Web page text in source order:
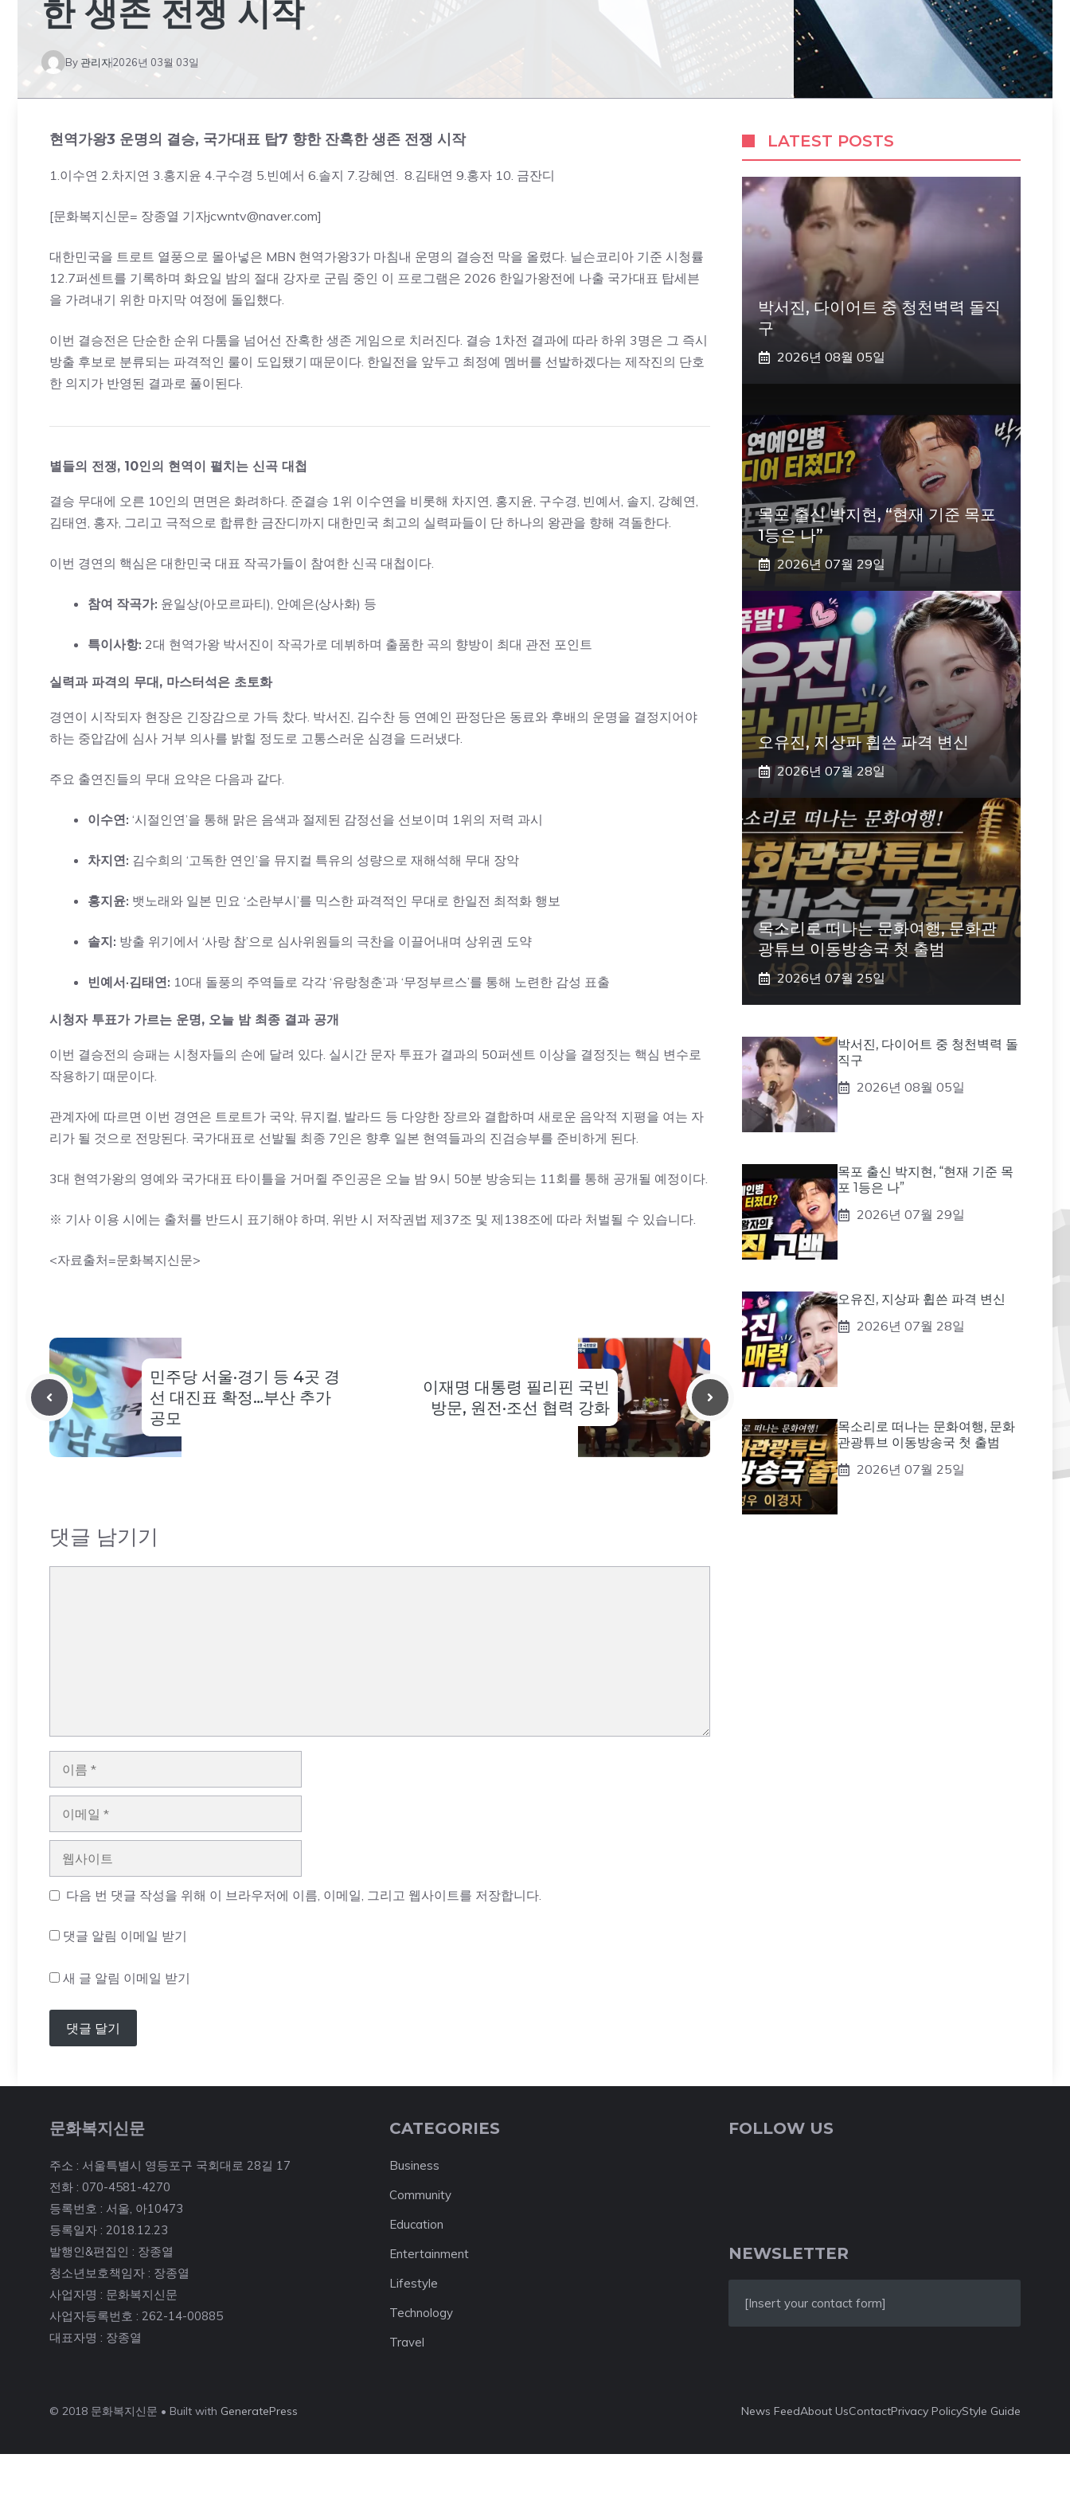
한 생존 전쟁 시작
By 관리자2026년 03월 03일
현역가왕3 운명의 결승, 국가대표 탑7 향한 잔혹한 생존 전쟁 시작
1.이수연 2.차지연 3.홍지윤 4.구수경 5.빈예서 6.솔지 7.강혜연. 8.김태연 9.홍자 10. 금잔디
[문화복지신문= 장종열 기자jcwntv@naver.com]
대한민국을 트로트 열풍으로 몰아넣은 MBN 현역가왕3가 마침내 운명의 결승전 막을 올렸다. 닐슨코리아 기준 시청률
12.7퍼센트를 기록하며 화요일 밤의 절대 강자로 군림 중인 이 프로그램은 2026 한일가왕전에 나출 국가대표 탑세븐
을 가려내기 위한 마지막 여정에 돌입했다.
이번 결승전은 단순한 순위 다툼을 넘어선 잔혹한 생존 게임으로 치러진다. 결승 1차전 결과에 따라 하위 3명은 그 즉시
방출 후보로 분류되는 파격적인 룰이 도입됐기 때문이다. 한일전을 앞두고 최정예 멤버를 선발하겠다는 제작진의 단호
한 의지가 반영된 결과로 풀이된다.
별들의 전쟁, 10인의 현역이 펼치는 신곡 대첩
결승 무대에 오른 10인의 면면은 화려하다. 준결승 1위 이수연을 비롯해 차지연, 홍지윤, 구수경, 빈예서, 솔지, 강혜연,
김태연, 홍자, 그리고 극적으로 합류한 금잔디까지 대한민국 최고의 실력파들이 단 하나의 왕관을 향해 격돌한다.
이번 경연의 핵심은 대한민국 대표 작곡가들이 참여한 신곡 대첩이다.
참여 작곡가: 윤일상(아모르파티), 안예은(상사화) 등
특이사항: 2대 현역가왕 박서진이 작곡가로 데뷔하며 출품한 곡의 향방이 최대 관전 포인트
실력과 파격의 무대, 마스터석은 초토화
경연이 시작되자 현장은 긴장감으로 가득 찼다. 박서진, 김수찬 등 연예인 판정단은 동료와 후배의 운명을 결정지어야
하는 중압감에 심사 거부 의사를 밝힐 정도로 고통스러운 심경을 드러냈다.
주요 출연진들의 무대 요약은 다음과 같다.
이수연: ‘시절인연’을 통해 맑은 음색과 절제된 감정선을 선보이며 1위의 저력 과시
차지연: 김수희의 ‘고독한 연인’을 뮤지컬 특유의 성량으로 재해석해 무대 장악
홍지윤: 뱃노래와 일본 민요 ‘소란부시’를 믹스한 파격적인 무대로 한일전 최적화 행보
솔지: 방출 위기에서 ‘사랑 참’으로 심사위원들의 극찬을 이끌어내며 상위권 도약
빈예서·김태연: 10대 돌풍의 주역들로 각각 ‘유랑청춘’과 ‘무정부르스’를 통해 노련한 감성 표출
시청자 투표가 가르는 운명, 오늘 밤 최종 결과 공개
이번 결승전의 승패는 시청자들의 손에 달려 있다. 실시간 문자 투표가 결과의 50퍼센트 이상을 결정짓는 핵심 변수로
작용하기 때문이다.
관계자에 따르면 이번 경연은 트로트가 국악, 뮤지컬, 발라드 등 다양한 장르와 결합하며 새로운 음악적 지평을 여는 자
리가 될 것으로 전망된다. 국가대표로 선발될 최종 7인은 향후 일본 현역들과의 진검승부를 준비하게 된다.
3대 현역가왕의 영예와 국가대표 타이틀을 거머쥘 주인공은 오늘 밤 9시 50분 방송되는 11회를 통해 공개될 예정이다.
※ 기사 이용 시에는 출처를 반드시 표기해야 하며, 위반 시 저작권법 제37조 및 제138조에 따라 처벌될 수 있습니다.
<자료출처=문화복지신문>
민주당 서울·경기 등 4곳 경
선 대진표 확정…부산 추가
공모
이재명 대통령 필리핀 국빈
방문, 원전·조선 협력 강화
댓글 남기기
이 다음 번 댓글 작성을 위해 이 브라우저에 이름, 이메일, 그리고 웹사이트를 저장합니다.
댓글 알림 이메일 받기
새 글 알림 이메일 받기
LATEST POSTS
박서진, 다이어트 중 청천벽력 돌직
구
2026년 08월 05일
목포 출신 박지현, “현재 기준 목포
1등은 나”
2026년 07월 29일
오유진, 지상파 휩쓴 파격 변신
2026년 07월 28일
목소리로 떠나는 문화여행, 문화관
광튜브 이동방송국 첫 출범
2026년 07월 25일
박서진, 다이어트 중 청천벽력 돌
직구
2026년 08월 05일
목포 출신 박지현, “현재 기준 목
포 1등은 나”
2026년 07월 29일
오유진, 지상파 휩쓴 파격 변신
2026년 07월 28일
목소리로 떠나는 문화여행, 문화
관광튜브 이동방송국 첫 출범
2026년 07월 25일
문화복지신문
주소 : 서울특별시 영등포구 국회대로 28길 17
전화 : 070-4581-4270
등록번호 : 서울, 아10473
등록일자 : 2018.12.23
발행인&편집인 : 장종열
청소년보호책임자 : 장종열
사업자명 : 문화복지신문
사업자등록번호 : 262-14-00885
대표자명 : 장종열
CATEGORIES
Business
Community
Education
Entertainment
Lifestyle
Technology
Travel
FOLLOW US
NEWSLETTER
[Insert your contact form]
© 2018 문화복지신문 • Built with GeneratePress News FeedAbout UsContactPrivacy PolicyStyle Guide